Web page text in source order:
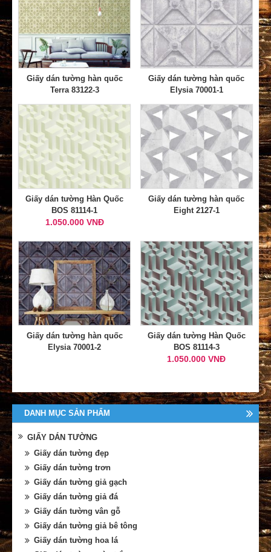
Giấy dán tường hàn quốc
Terra 83122-3
Giấy dán tường hàn quốc
Elysia 70001-1
Giấy dán tường Hàn Quốc
BOS 81114-1
1.050.000 VNĐ
Giấy dán tường hàn quốc
Eight 2127-1
Giấy dán tường hàn quốc
Elysia 70001-2
Giấy dán tường Hàn Quốc
BOS 81114-3
1.050.000 VNĐ
DANH MỤC SẢN PHẨM
GIẤY DÁN TƯỜNG
Giấy dán tường đẹp
Giấy dán tường trơn
Giấy dán tường giả gạch
Giấy dán tường giả đá
Giấy dán tường vân gỗ
Giấy dán tường giả bê tông
Giấy dán tường hoa lá